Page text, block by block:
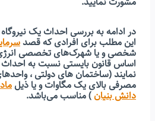
در ادامه به بررسی احداث یک
این مطلب برای افرادی که قصد
شخصی و یا شهرک‌های تخصصی انرژی
اساس قانون بایستی نسبت به احداث
نمایند (ساختمان های دولتی ،
مصرفی بالای یک مگاوات و یا ذیل
دانش بنیان) مناسب می‌باشد.